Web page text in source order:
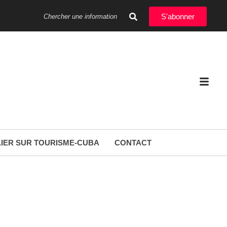
S'abonner
SUR TOURISME-CUBA CONTACT